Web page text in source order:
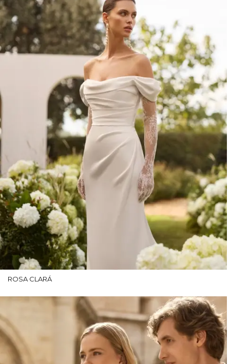
ROSA CLARÁ